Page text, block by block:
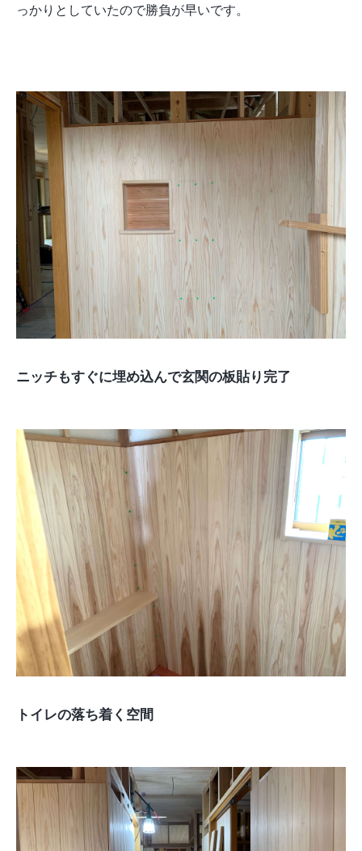
っかりとしていたので勝負が早いです。
ニッチもすぐに埋め込んで玄関の板貼り完了
トイレの落ち着く空間